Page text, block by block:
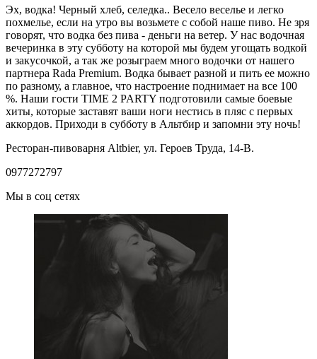
Эх, водка! Черный хлеб, селедка.. Весело веселье и легко
похмелье, если на утро вы возьмете с собой наше пиво. Не зря
говорят, что водка без пива - деньги на ветер. У нас водочная
вечеринка в эту субботу на которой мы будем угощать водкой
и закусочкой, а так же розыграем много водочки от нашего
партнера Rada Premium. Водка бывает разной и пить ее можно
по разному, а главное, что настроение поднимает на все 100
%. Наши гости TIME 2 PARTY подготовили самые боевые
хиты, которые заставят ваши ноги нестись в пляс с первых
аккордов. Приходи в субботу в Альтбир и запомни эту ночь!
Ресторан-пивоварня Altbier, ул. Героев Труда, 14-В.
0977272797
Мы в соц сетях